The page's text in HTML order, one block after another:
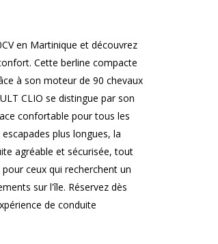
en Martinique et découvrez
Cette berline compacte
à son moteur de 90 chevaux
CLIO se distingue par son
confortable pour tous les
plus longues, la
agréable et sécurisée, tout
ceux qui recherchent un
sur l'île. Réservez dès
de conduite